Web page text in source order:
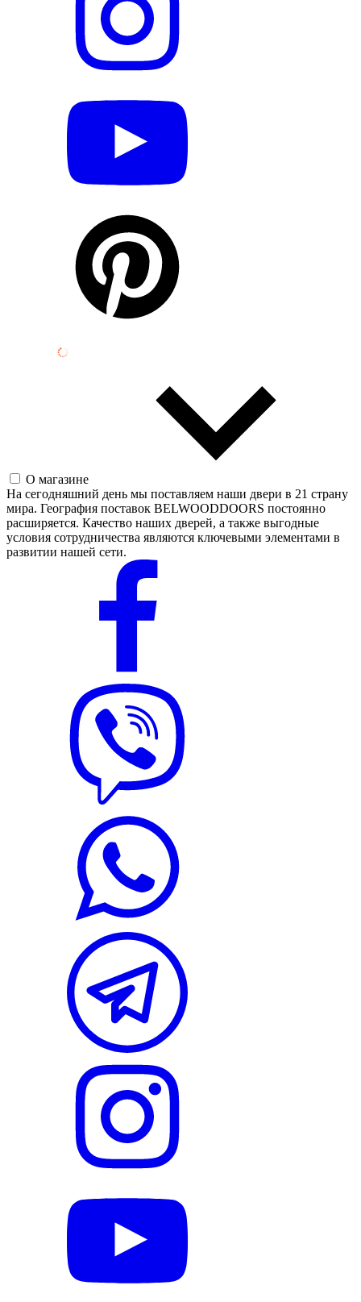
О магазине
На сегодняшний день мы поставляем наши двери в 21 страну
мира. География поставок BELWOODDOORS постоянно
расширяется. Качество наших дверей, а также выгодные
условия сотрудничества являются ключевыми элементами в
развитии нашей сети.